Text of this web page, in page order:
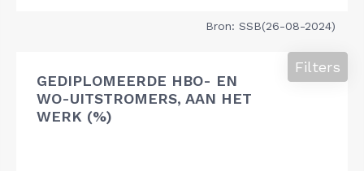
Bron: SSB(26-08-2024)
GEDIPLOMEERDE HBO- EN
WO-UITSTROMERS, AAN HET
WERK (%)
Filters